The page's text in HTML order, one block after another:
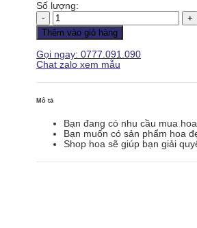
Số lượng:
Lan
Hồ
Điệp
LHD128
số
Thêm vào giỏ hàng
Gọi ngay: 0777.091.090
Chat zalo xem mẫu
Mô tả
Bạn đang có nhu cầu mua
Bạn muốn có sản phẩm hoa
Shop hoa sẽ giúp bạn giải